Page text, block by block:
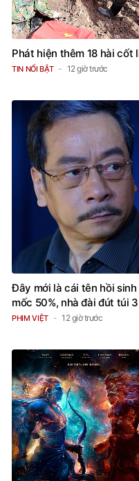
Phát hiện thêm 18 hài cốt
TIN NỔI BẬT 12 giờ trước
Đây mới là cái tên hồi
mốc 50%, nhà đài đút túi
PHIM VIỆT 12 giờ trước